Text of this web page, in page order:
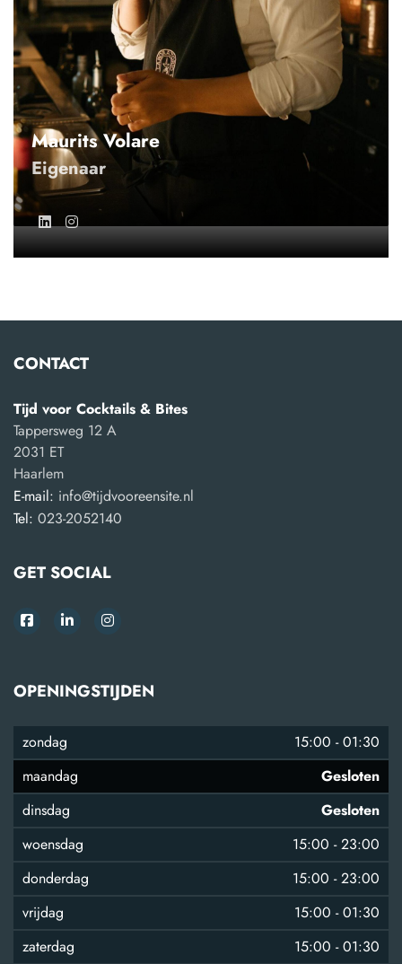
Maurits Volare
Eigenaar
CONTACT
Tijd voor Cocktails & Bites
Tappersweg 12 A
2031 ET
Haarlem
E-mail: info@tijdvooreensite.nl
Tel: 023-2052140
GET SOCIAL
OPENINGSTIJDEN
zondag 15:00 -01:30
maandag
Gesloten
dinsdag
Gesloten
woensdag
15:00 -23:00
donderdag
15:00 -23:00
vrijdag
15:00 -01:30
zaterdag
15:00 -01:30